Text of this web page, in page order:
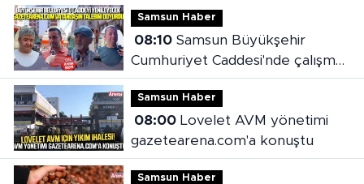
Samsun Haber
08:10Samsun Büyükşehir
Cumhuriyet Caddesi'nde çalışma
başlattı
Samsun Haber
08:00Lovelet AVM yönetimi
gazetearena.com'a konuştu
Samsun Haber